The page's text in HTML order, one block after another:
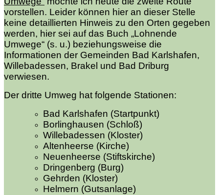
vorstellen. Leider können hier an dieser Stelle
keine detaillierten Hinweis zu den Orten gegeben
werden, hier sei auf das Buch „Lohnende
Umwege“ (s. u.) beziehungsweise die
Informationen der Gemeinden Bad Karlshafen,
Willebadessen, Brakel und Bad Driburg
verwiesen.
Der dritte Umweg hat folgende Stationen:
Bad Karlshafen (Startpunkt)
Borlinghausen (Schloß)
Willebadessen (Kloster)
Altenheerse (Kirche)
Neuenheerse (Stiftskirche)
Dringenberg (Burg)
Gehrden (Kloster)
Helmern (Gutsanlage)